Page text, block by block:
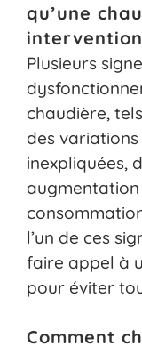
qu’une
Plusieurs
chaudière,
des
inexpliquées,
l’un de ces
faire appel à
pour éviter
Comment